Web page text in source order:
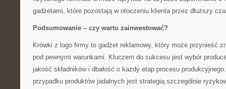
gadżetami, które pozostają w otoczeniu klienta przez dłuższy
Podsumowanie – czy warto zainwestować?
Krówki z logo firmy to gadżet reklamowy, który może przynieść
pod pewnymi warunkami. Kluczem do sukcesu jest wybór
jakość składników i dbałość o każdy etap procesu
przypadku produktów jadalnych jest strategią szczególnie